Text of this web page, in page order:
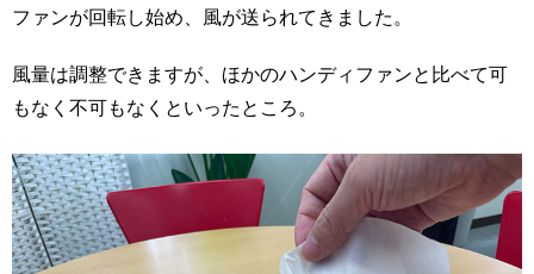
ファンが回転し始め、風が送られてきました。
風量は調整できますが、ほかのハンディファンと比べて可
もなく不可もなくといったところ。